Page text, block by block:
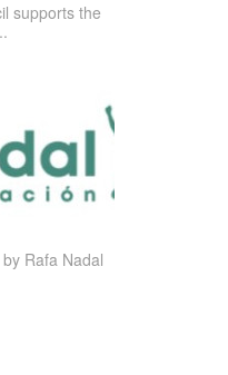
supports the
Rafa Nadal